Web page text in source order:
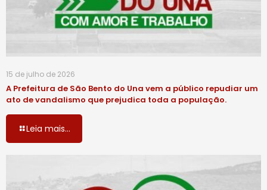
15 de julho de 2026
A Prefeitura de São Bento do Una vem a público repudiar um
ato de vandalismo que prejudica toda a população.
Leia mais...